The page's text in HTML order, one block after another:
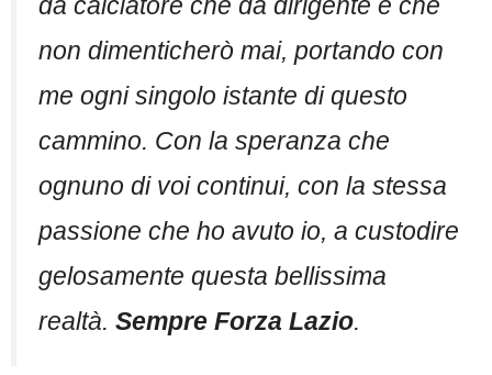
non dimenticherò mai, portando con
me ogni singolo istante di questo
cammino. Con la speranza che
ognuno di voi continui, con la stessa
passione che ho avuto io, a custodire
gelosamente questa bellissima
realtà. Sempre Forza Lazio.